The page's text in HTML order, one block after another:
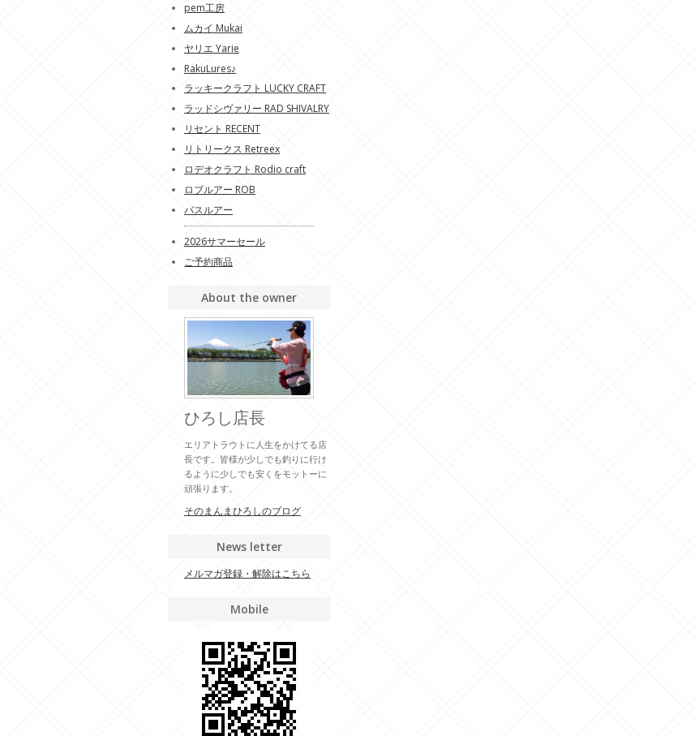
pem工房
ムカイ Mukai
ヤリエ Yarie
RakuLures♪
ラッキークラフト LUCKY CRAFT
ラッドシヴァリー RAD SHIVALRY
リセント RECENT
リトリークス Retreex
ロデオクラフト Rodio craft
ロブルアー ROB
バスルアー
2026サマーセール
ご予約商品
About the owner
ひろし店長
エリアトラウトに人生をかけてる店
長です。皆様が少しでも釣りに行け
るように少しでも安くをモットーに
頑張ります。
そのまんまひろしのブログ
News letter
メルマガ登録・解除はこちら
Mobile